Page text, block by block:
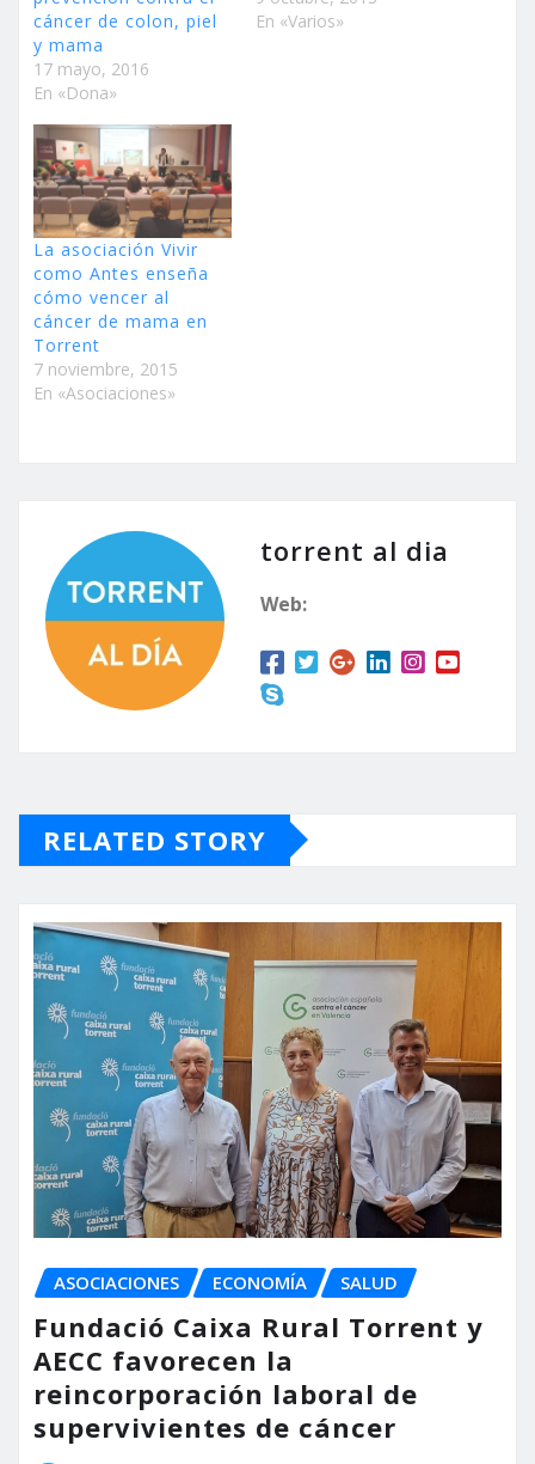
cáncer de colon, piel
y mama
17 mayo, 2016
En «Dona»
En «Varios»
La asociación Vivir
como Antes enseña
cómo vencer al
cáncer de mama en
Torrent
7 noviembre, 2015
En «Asociaciones»
torrent al dia
Web:
RELATED STORY
ASOCIACIONES ECONOMÍA SALUD
Fundació Caixa Rural Torrent y
AECC favorecen la
reincorporación laboral de
supervivientes de cáncer